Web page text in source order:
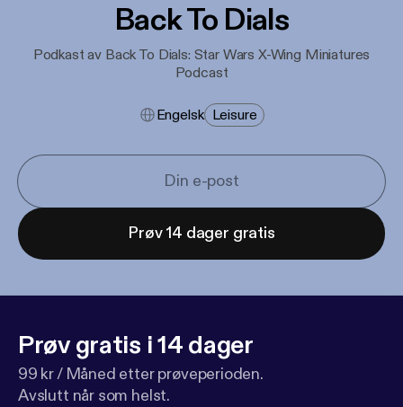
Back To Dials
Podkast av Back To Dials: Star Wars X-Wing Miniatures
Podcast
Engelsk Leisure
Prøv 14 dager gratis
Prøv gratis i 14 dager
99 kr / Måned etter prøveperioden.
Avslutt når som helst.